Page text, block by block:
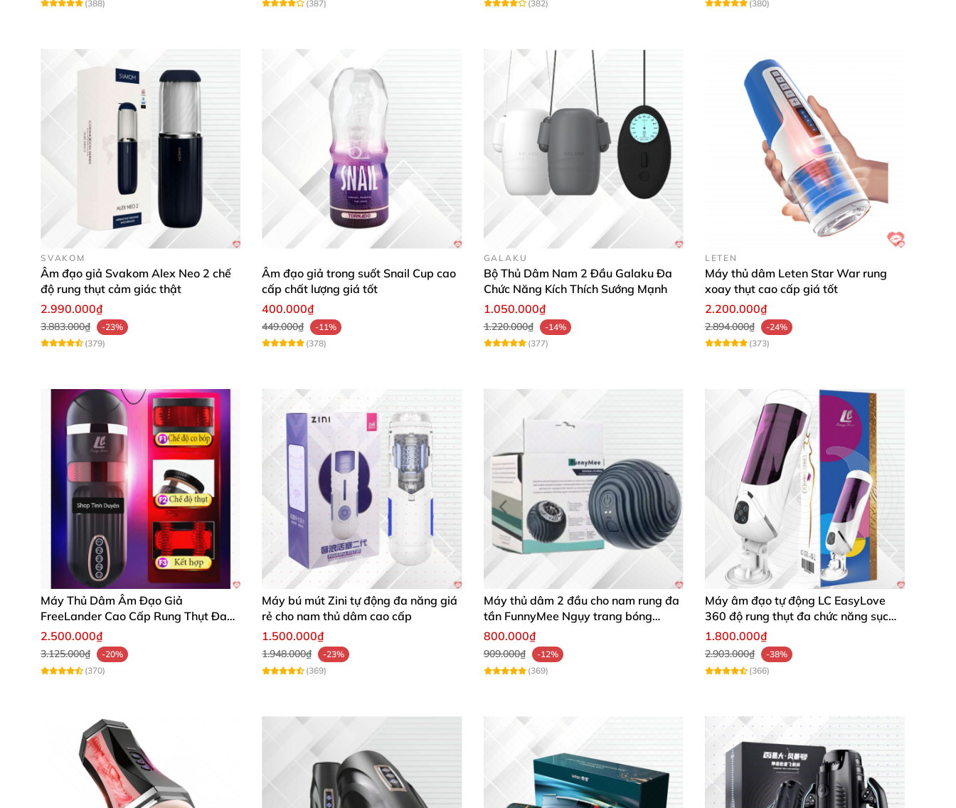
DIBE Ferrady thiết kế sang trọng , tinh tế.
Phía bên trong âm đạo là phần lõi silicon mềm mại, đúc công nghệ 3D tiên tiến. Nhờ đó , chúng có khả năng ôm sát cậu nhỏ, kin khít đáng ngạc
nhiên.
Tích hợp nhiều chức năng giúp chàng lên đỉnh
Âm đạo giả DIBE Ferrady có khả năng thụt lên thụt xuống với động cơ X8 mạnh mẽ. Đây là công nghệ độc quyền của hãng Dibe
. Khả năng rung
thụt tự động mạnh như thế này không bạn gái ngoài thực tế nàocó thể làm . Từ đó , giúp chàng giải tỏa tâm trạng , thăng hoa một tầm cao mới.
(388)
(387)
(382)
(380)
SVAKOM
Âm đạo giả Svakom Alex Neo 2 chế
độ rung thụt cảm giác thật
2.990.000₫
3.883.000₫
-23%
(379)
Âm đạo giả trong suốt Snail Cup cao
cấp chất lượng giá tốt
400.000₫
449.000₫
-11%
(378)
GALAKU
Bộ Thủ Dâm Nam 2 Đầu Galaku Đa
Chức Năng Kích Thích Sướng Mạnh
1.050.000₫
1.220.000₫
-14%
(377)
LETEN
Máy thủ dâm Leten Star War rung
xoay thụt cao cấp giá tốt
2.200.000₫
2.894.000₫
-24%
(373)
Máy Thủ Dâm Âm Đạo Giả
FreeLander Cao Cấp Rung Thụt Đa
Chức Năng
2.500.000₫
3.125.000₫
-20%
(370)
Máy bú mút Zini tự động đa năng giá
rẻ cho nam thủ dâm cao cấp
1.500.000₫
1.948.000₫
-23%
(369)
Máy thủ dâm 2 đầu cho nam rung đa
tần FunnyMee Ngụy trang bóng
Pokemon
800.000₫
909.000₫
-12%
(369)
Máy âm đạo tự động LC EasyLove
360 độ rung thụt đa chức năng sục
mạnh
1.800.000₫
2.903.000₫
-38%
(366)